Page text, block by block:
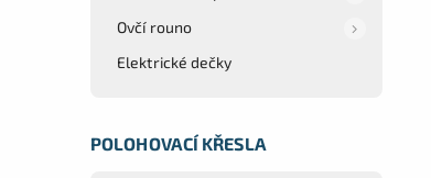
Ovčí rouno
Elektrické dečky
POLOHOVACÍ KŘESLA